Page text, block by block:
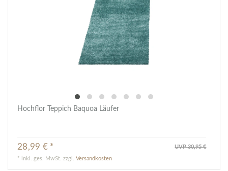
Hochflor Teppich Baquoa Läufer
UVP 30,95 €
28,99 € *
* inkl. ges. MwSt. zzgl.Versandkosten